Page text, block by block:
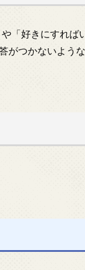
「好きにすれば
がつかないよう